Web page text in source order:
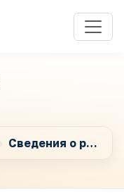
Сведения о расходах должностных лиц